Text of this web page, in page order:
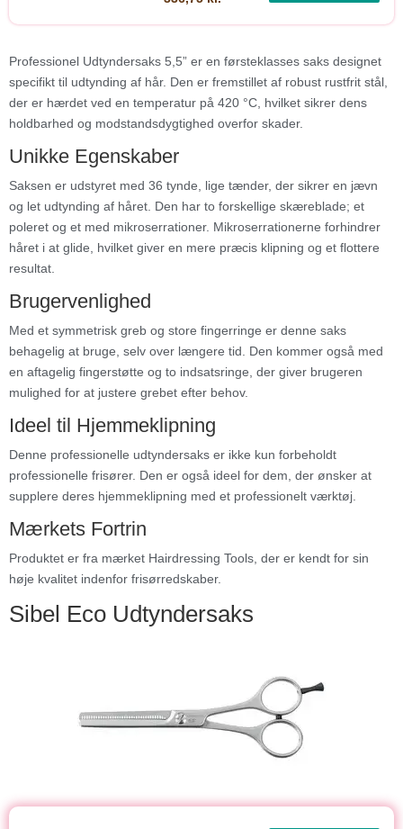
Professionel Udtyndersaks 5,5” er en førsteklasses saks designet
specifikt til udtynding af hår. Den er fremstillet af robust rustfrit stål,
der er hærdet ved en temperatur på 420 °C, hvilket sikrer dens
holdbarhed og modstandsdygtighed overfor skader.
Unikke Egenskaber
Saksen er udstyret med 36 tynde, lige tænder, der sikrer en jævn
og let udtynding af håret. Den har to forskellige skæreblade; et
poleret og et med mikroserrationer. Mikroserrationerne forhindrer
håret i at glide, hvilket giver en mere præcis klipning og et flottere
resultat.
Brugervenlighed
Med et symmetrisk greb og store fingerringe er denne saks
behagelig at bruge, selv over længere tid. Den kommer også med
en aftagelig fingerstøtte og to indsatsringe, der giver brugeren
mulighed for at justere grebet efter behov.
Ideel til Hjemmeklipning
Denne professionelle udtyndersaks er ikke kun forbeholdt
professionelle frisører. Den er også ideel for dem, der ønsker at
supplere deres hjemmeklipning med et professionelt værktøj.
Mærkets Fortrin
Produktet er fra mærket Hairdressing Tools, der er kendt for sin
høje kvalitet indenfor frisørredskaber.
Sibel Eco Udtyndersaks